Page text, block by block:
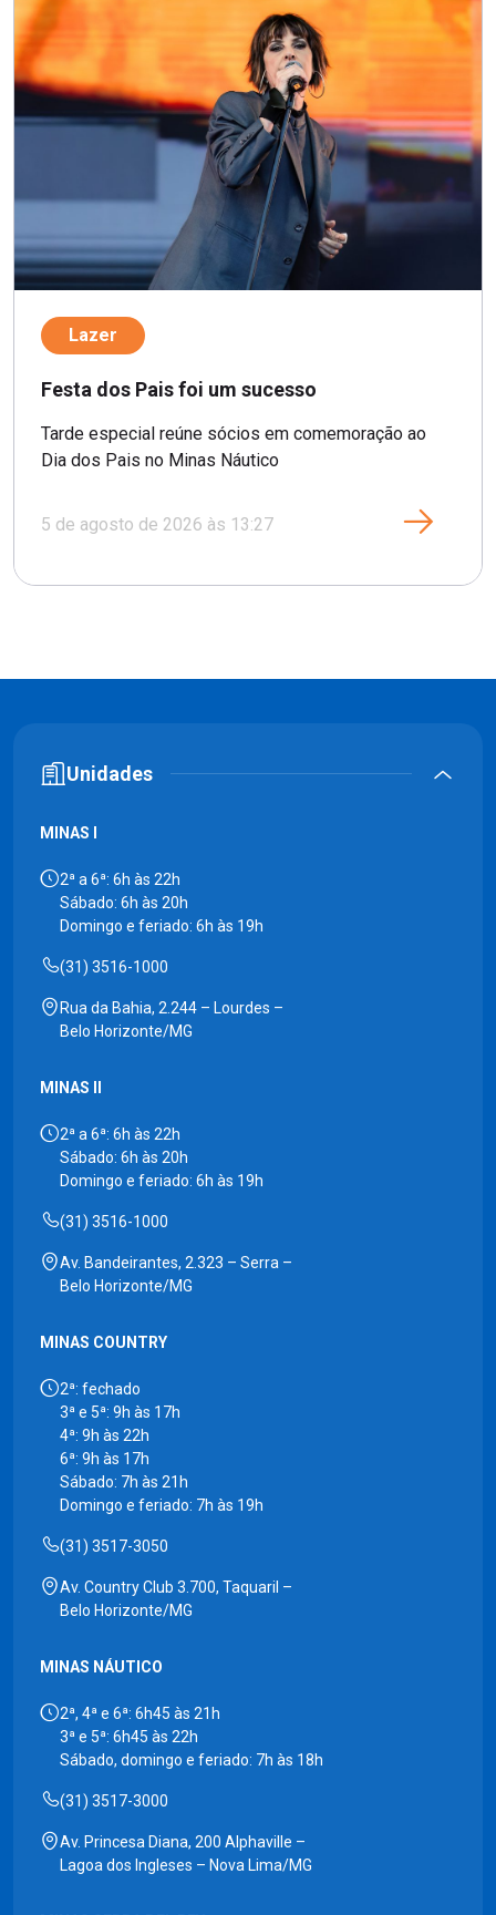
Lazer
Festa dos Pais foi um sucesso
Tarde especial reúne sócios em comemoração ao
Dia dos Pais no Minas Náutico
5 de agosto de 2026 às 13:27
Unidades
MINAS I
2ª a 6ª: 6h às 22h
Sábado: 6h às 20h
Domingo e feriado: 6h às 19h
(31) 3516-1000
Rua da Bahia, 2.244 – Lourdes –
Belo Horizonte/MG
MINAS II
2ª a 6ª: 6h às 22h
Sábado: 6h às 20h
Domingo e feriado: 6h às 19h
(31) 3516-1000
Av. Bandeirantes, 2.323 – Serra –
Belo Horizonte/MG
MINAS COUNTRY
2ª: fechado
3ª e 5ª: 9h às 17h
4ª: 9h às 22h
6ª: 9h às 17h
Sábado: 7h às 21h
Domingo e feriado: 7h às 19h
(31) 3517-3050
Av. Country Club 3.700, Taquaril –
Belo Horizonte/MG
MINAS NÁUTICO
2ª, 4ª e 6ª: 6h45 às 21h
3ª e 5ª: 6h45 às 22h
Sábado, domingo e feriado: 7h às 18h
(31) 3517-3000
Av. Princesa Diana, 200 Alphaville –
Lagoa dos Ingleses – Nova Lima/MG